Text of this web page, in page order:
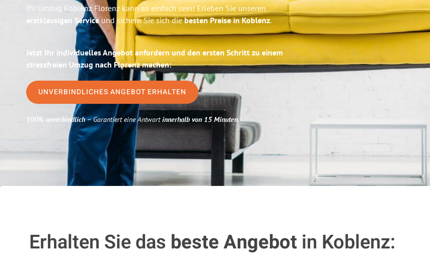
Ihr Umzug Koblenz Florenz kann so einfach sein! Erleben Sie unseren
erstklassigen Serviceund sichern Sie sich diebesten Preise in Koblenz.
Jetzt Ihr individuelles Angebot anfordern und den ersten Schritt zu einem
stressfreien Umzug nach Florenz machen:
UNVERBINDLICHES ANGEBOT ERHALTEN
100% unverbindlich– Garantiert eine Antwortinnerhalb von 15 Minuten.
Erhalten Sie das beste Angebotin Koblenz: